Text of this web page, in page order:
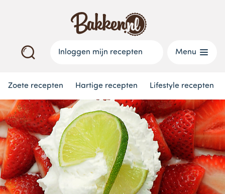
Inloggen mijn recepten Menu
Zoete recepten Hartige recepten Lifestyle recepten